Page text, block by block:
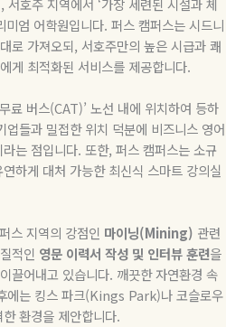
미엄 어학원입니다. 퍼스 캠퍼스는 시드니
로 가져오되, 서호주만의 높은 시급과 쾌
게 최적화된 서비스를 제공합니다.
료 버스(CAT)’ 노선 내에 위치하여 등하
업들과 밀접한 위치 덕분에 비즈니스 영어
는 점입니다. 또한, 퍼스 캠퍼스는 소규
하게 대처 가능한 최신식 스마트 강의실
스 지역의 강점인 마이닝(Mining) 관련
적인 영문 이력서 작성 및 인터뷰 훈련을
끌어내고 있습니다. 깨끗한 자연환경 속
에는 킹스 파크(Kings Park)나 코슬로우
환경을 제안합니다.